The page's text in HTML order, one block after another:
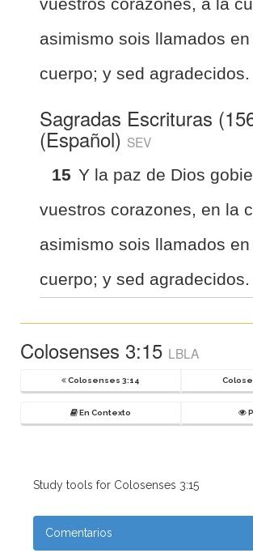
asimismo sois llamados en
cuerpo; y sed agradecidos.
Sagradas Escrituras
(Español) SEV
15 Y la paz de Dios
vuestros corazones, en la
asimismo sois llamados en
cuerpo; y sed agradecidos.
Colosenses 3:15 LBLA
Colosenses 3:14
En Contexto
Study tools for Colosenses 3:15
Comentarios